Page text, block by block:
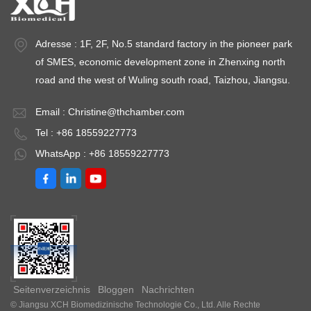
Adresse : 1F, 2F, No.5 standard factory in the pioneer park
of SMES, economic development zone in Zhenxing north
road and the west of Wuling south road, Taizhou, Jiangsu.
Email : Christine@thchamber.com
Tel : +86 18559227773
WhatsApp : +86 18559227773
Seitenverzeichnis Bloggen Nachrichten
© Jiangsu XCH Biomedizinische Technologie Co., Ltd. Alle Rechte